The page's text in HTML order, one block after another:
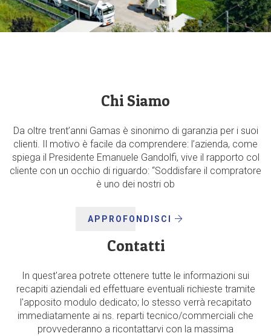
Chi Siamo
Da oltre trent’anni Gamas è sinonimo di garanzia per i suoi
clienti. Il motivo è facile da comprendere: l’azienda, come
spiega il Presidente Emanuele Gandolfi, vive il rapporto col
cliente con un occhio di riguardo: “Soddisfare il compratore
è uno dei nostri ob
APPROFONDISCI
Contatti
In quest'area potrete ottenere tutte le informazioni sui
recapiti aziendali ed effettuare eventuali richieste tramite
l'apposito modulo dedicato; lo stesso verrà recapitato
immediatamente ai ns. reparti tecnico/commerciali che
provvederanno a ricontattarvi con la massima